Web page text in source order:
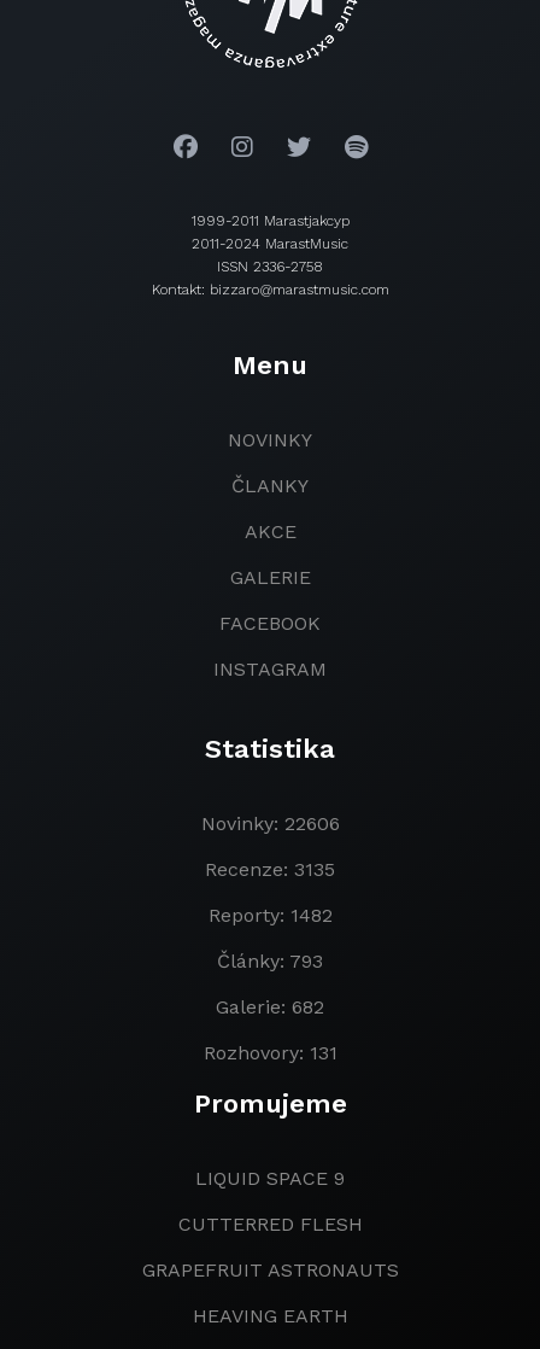
1999-2011 Marastjakcyp
2011-2024 MarastMusic
ISSN 2336-2758
Kontakt: bizzaro@marastmusic.com
Menu
NOVINKY
ČLANKY
AKCE
GALERIE
FACEBOOK
INSTAGRAM
Statistika
Novinky: 22606
Recenze: 3135
Reporty: 1482
Články: 793
Galerie: 682
Rozhovory: 131
Promujeme
LIQUID SPACE 9
CUTTERRED FLESH
GRAPEFRUIT ASTRONAUTS
HEAVING EARTH